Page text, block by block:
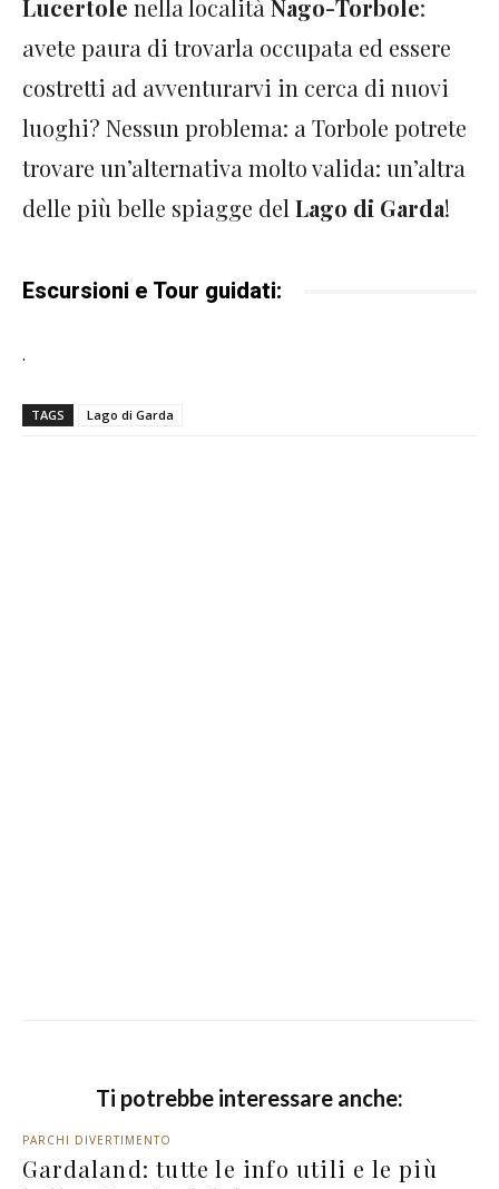
Lucertole nella località Nago-Torbole:
avete paura di trovarla occupata ed essere
costretti ad avventurarvi in cerca di nuovi
luoghi? Nessun problema: a Torbole potrete
trovare un’alternativa molto valida: un’altra
delle più belle spiagge del Lago di Garda!
Escursioni e Tour guidati:
.
TAGS Lago di Garda
Ti potrebbe interessare anche:
PARCHI DIVERTIMENTO
Gardaland: tutte le info utili e le più